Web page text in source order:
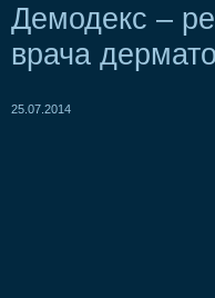
Демодекс –
врача
25.07.2014